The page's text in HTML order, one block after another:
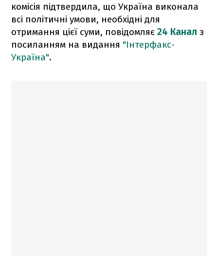
комісія підтвердила, що Україна виконала
всі політичні умови, необхідні для
отримання цієї суми, повідомляє 24 Канал з
посиланням на видання "Інтерфакс-
Україна".